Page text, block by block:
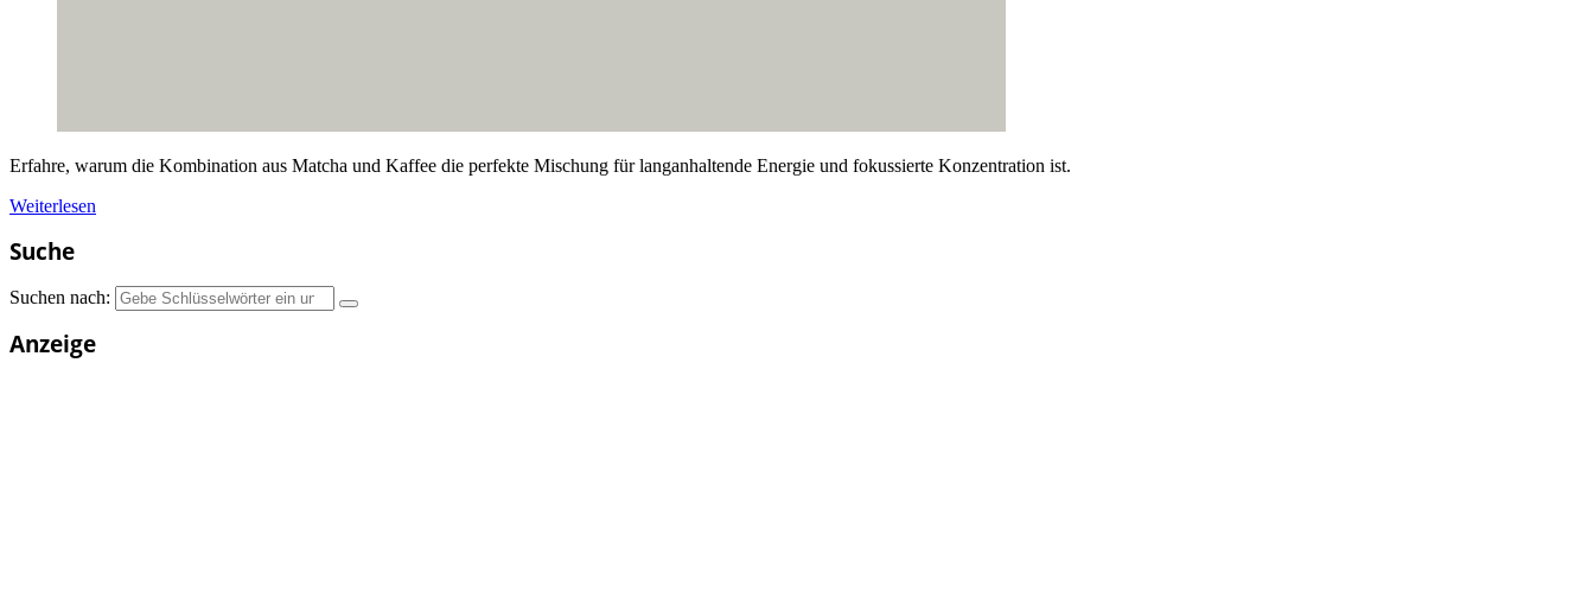
Erfahre, warum die Kombination aus Matcha und Kaffee die perfekte Mischung für langanhaltende Energie und fokussierte Konzentration ist.
Weiterlesen
Suche
Suchen nach:
Anzeige